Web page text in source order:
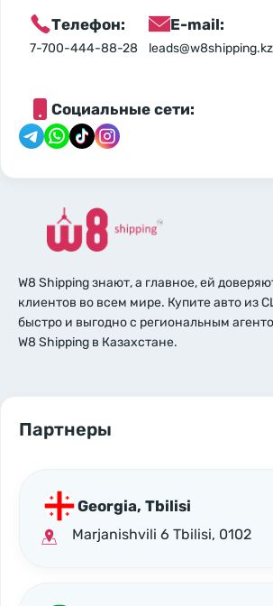
Телефон:
7-700-444-88-28
E-mail:
leads@w8shipping.kz
Социальные сети:
W8 Shipping знают, а главное, ей
клиентов во всем мире. Купите авто из
быстро и выгодно с региональным
W8 Shipping в Казахстане.
Партнеры
Georgia, Tbilisi
Marjanishvili 6 Tbilisi, 0102